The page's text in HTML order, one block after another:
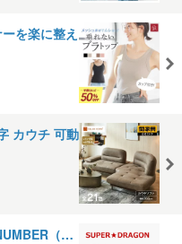
を楽に整え
カウチ 可動
（…